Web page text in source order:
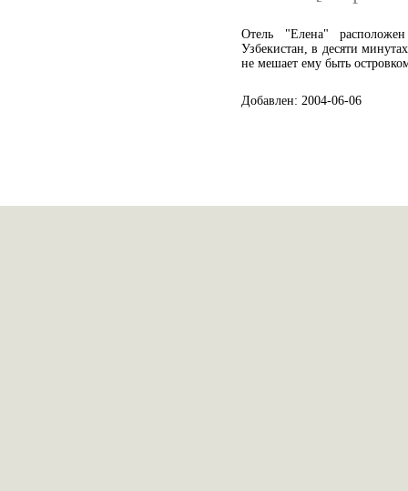
Отель "Елена"
Узбекистан, в десяти
не мешает ему быть
Добавлен: 2004-06-06